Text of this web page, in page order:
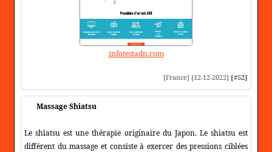
infotestadn.com
[France] [12-12-2022] [#52]
Massage Shiatsu
Le shiatsu est une thérapie originaire du Japon. Le shiatsu est
différent du massage et consiste à exercer des pressions ciblées